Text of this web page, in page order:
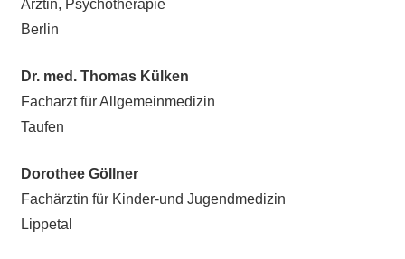
Ärztin, Psychotherapie
Berlin
Dr. med. Thomas Külken
Facharzt für Allgemeinmedizin
Taufen
Dorothee Göllner
Fachärztin für Kinder-und Jugendmedizin
Lippetal